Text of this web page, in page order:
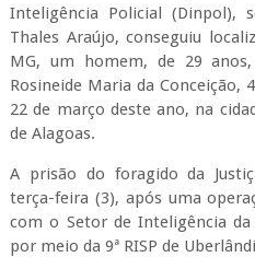
Inteligência Policial (Dinpol),
Thales Araújo, conseguiu
MG, um homem, de 29
Rosineide Maria da
22 de março deste ano, na
de Alagoas.
A prisão do foragido da
terça-feira (3), após uma
com o Setor de Inteligência
por meio da 9ª RISP de